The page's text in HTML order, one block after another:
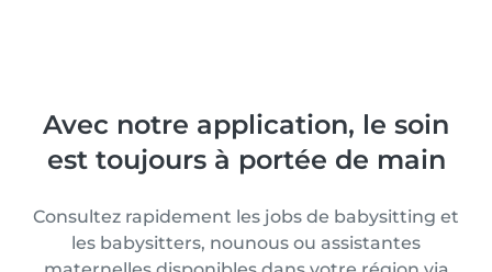
Avec notre application, le soin
est toujours à portée de main
Consultez rapidement les jobs de babysitting et
les babysitters, nounous ou assistantes